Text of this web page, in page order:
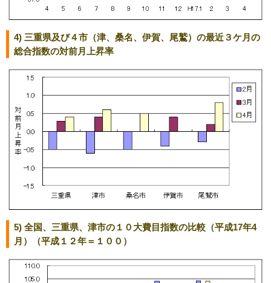
4) 三重県及び４市（津、桑名、伊賀、尾鷲）の最近３ケ月の
総合指数の対前月上昇率
5) 全国、三重県、津市の１０大費目指数の比較（平成17年4
月）（平成１２年＝１００）